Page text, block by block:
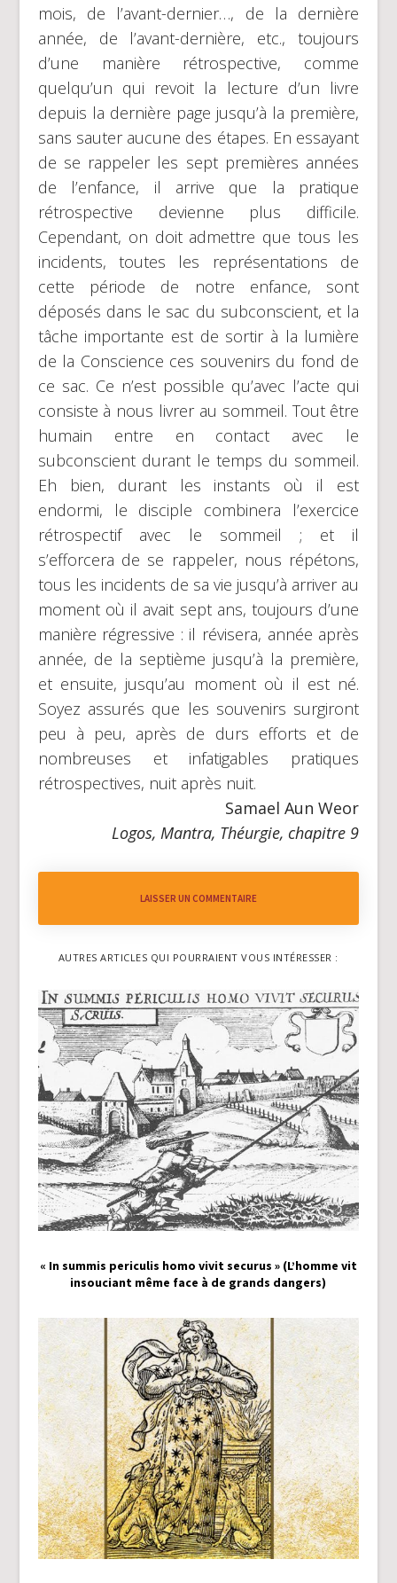
mois, de l’avant-dernier…, de la dernière
année, de l’avant-dernière, etc., toujours
d’une manière rétrospective, comme
quelqu’un qui revoit la lecture d’un livre
depuis la dernière page jusqu’à la première,
sans sauter aucune des étapes. En essayant
de se rappeler les sept premières années
de l’enfance, il arrive que la pratique
rétrospective devienne plus difficile.
Cependant, on doit admettre que tous les
incidents, toutes les représentations de
cette période de notre enfance, sont
déposés dans le sac du subconscient, et la
tâche importante est de sortir à la lumière
de la Conscience ces souvenirs du fond de
ce sac. Ce n’est possible qu’avec l’acte qui
consiste à nous livrer au sommeil. Tout être
humain entre en contact avec le
subconscient durant le temps du sommeil.
Eh bien, durant les instants où il est
endormi, le disciple combinera l’exercice
rétrospectif avec le sommeil ; et il
s’efforcera de se rappeler, nous répétons,
tous les incidents de sa vie jusqu’à arriver au
moment où il avait sept ans, toujours d’une
manière régressive : il révisera, année après
année, de la septième jusqu’à la première,
et ensuite, jusqu’au moment où il est né.
Soyez assurés que les souvenirs surgiront
peu à peu, après de durs efforts et de
nombreuses et infatigables pratiques
rétrospectives, nuit après nuit.
Samael Aun Weor
Logos, Mantra, Théurgie, chapitre 9
LAISSER UN COMMENTAIRE
AUTRES ARTICLES QUI POURRAIENT VOUS INTÉRESSER :
« In summis periculis homo vivit securus » (L’homme vit
insouciant même face à de grands dangers)